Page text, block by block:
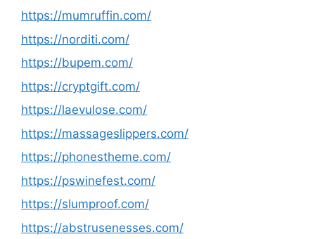
https://mumruffin.com/
https://norditi.com/
https://bupem.com/
https://cryptgift.com/
https://laevulose.com/
https://massageslippers.com/
https://phonestheme.com/
https://pswinefest.com/
https://slumproof.com/
https://abstrusenesses.com/